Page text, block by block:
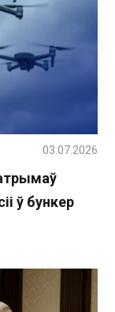
ў бункер
03.07.2026